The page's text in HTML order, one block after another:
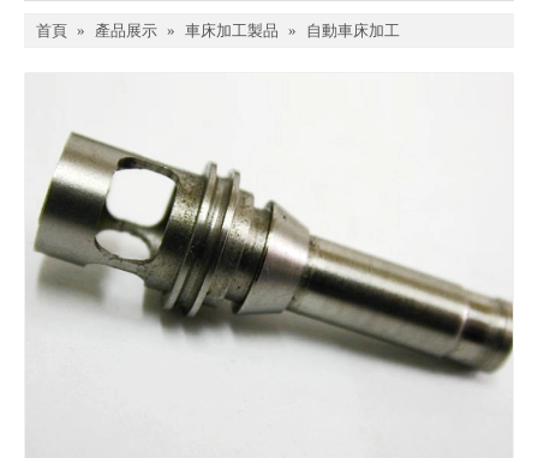
首頁 » 產品展示 » 車床加工製品 » 自動車床加工